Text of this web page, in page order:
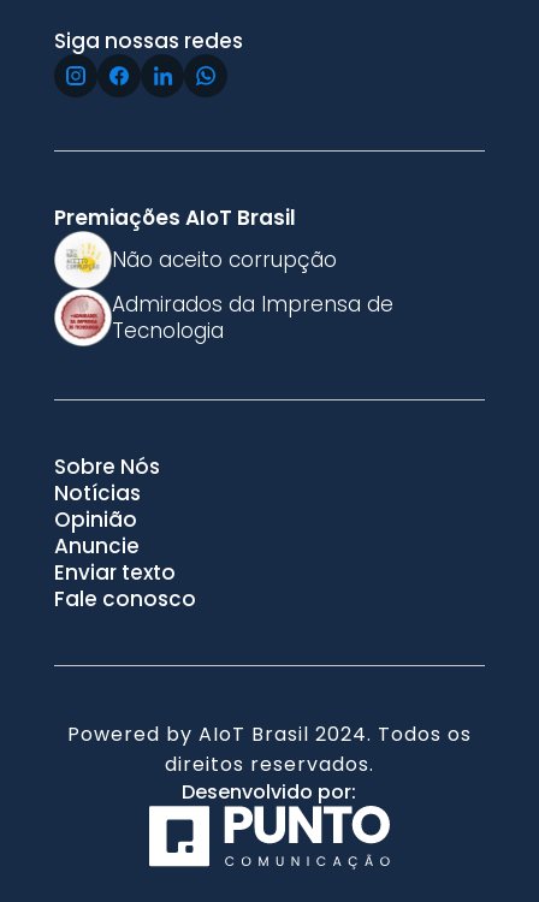
Siga nossas redes
Premiações AIoT Brasil
Não aceito corrupção
Admirados da Imprensa de
Tecnologia
Sobre Nós
Notícias
Opinião
Anuncie
Enviar texto
Fale conosco
Powered by AIoT Brasil 2024. Todos os
direitos reservados.
Desenvolvido por: